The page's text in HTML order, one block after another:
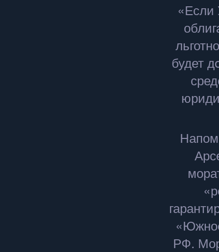
«Если
будет
РФ.